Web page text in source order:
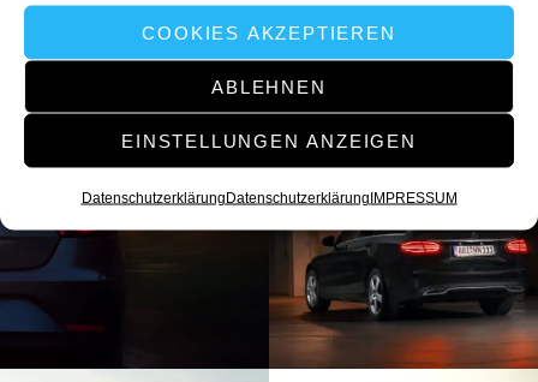
COOKIES AKZEPTIEREN
ABLEHNEN
EINSTELLUNGEN ANZEIGEN
DatenschutzerklärungDatenschutzerklärungIMPRESSUM
e.dray